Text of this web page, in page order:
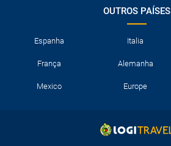
OUTROS PAÍSES
Espanha Italia
França Alemanha
Mexico Europe